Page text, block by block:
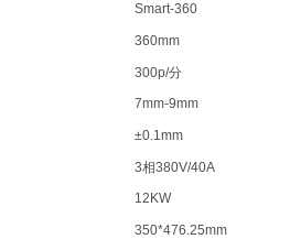
Smart-360
360mm
300p/分
7mm-9mm
±0.1mm
3相380V/40A
12KW
350*476.25mm